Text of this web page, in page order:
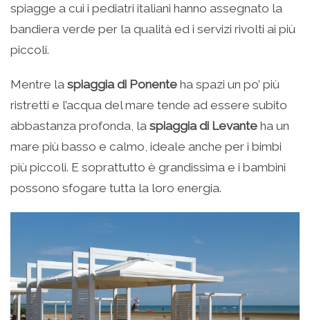
spiagge a cui i pediatri italiani hanno assegnato la
bandiera verde per la qualità ed i servizi rivolti ai più
piccoli.
Mentre la spiaggia di Ponente ha spazi un po’ più
ristretti e l’acqua del mare tende ad essere subito
abbastanza profonda, la spiaggia di Levante ha un
mare più basso e calmo, ideale anche per i bimbi
più piccoli. E soprattutto è grandissima e i bambini
possono sfogare tutta la loro energia.